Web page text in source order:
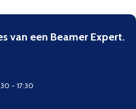
van een Beamer Expert.
- 17:30